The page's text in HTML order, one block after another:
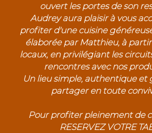
ouvert les portes de son
Audrey aura plaisir à vous
profiter d'une cuisine
élaborée par Matthieu, à
locaux, en privilégiant les
rencontres avec nos
Un lieu simple, authentique et
partager en toute
Pour profiter pleinement de
RESERVEZ VOTRE